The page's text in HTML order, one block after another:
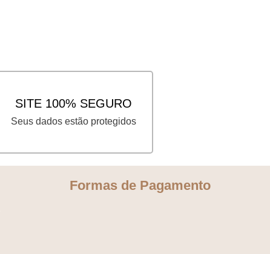
SITE 100% SEGURO
Seus dados estão protegidos
Formas de Pagamento